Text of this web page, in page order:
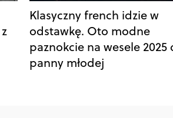
Klasyczny french idzie w
odstawkę. Oto modne
paznokcie na wesele 2025
panny młodej